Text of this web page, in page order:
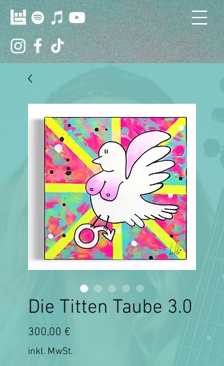
Die Titten Taube 3.0
300,00 €
inkl. MwSt.